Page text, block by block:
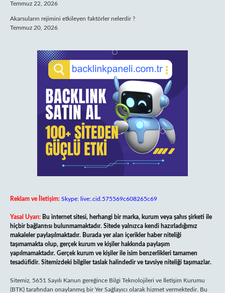
Temmuz 22, 2026
Akarsuların rejimini etkileyen faktörler nelerdir ?
Temmuz 20, 2026
Reklam ve İletişim: Skype: live:.cid.575569c608265c69
Yasal Uyarı: Bu internet sitesi, herhangi bir marka, kurum veya şahıs şirketi ile
hiçbir bağlantısı bulunmamaktadır. Sitede yalnızca kendi hazırladığımız
makaleler paylaşılmaktadır. Burada yer alan içerikler haber niteliği
taşımamakta olup, gerçek kurum ve kişiler hakkında paylaşım
yapılmamaktadır. Gerçek kurum ve kişiler ile isim benzerlikleri tamamen
tesadüfidir. Sitemizdeki bilgiler taslak halindedir ve tavsiye niteliği taşımazlar.
Sitemiz, 5651 Sayılı Kanun gereğince Bilgi Teknolojileri ve İletişim Kurumu
(BTK) tarafından onaylanmış bir Yer Sağlayıcı olarak hizmet vermektedir. Bu